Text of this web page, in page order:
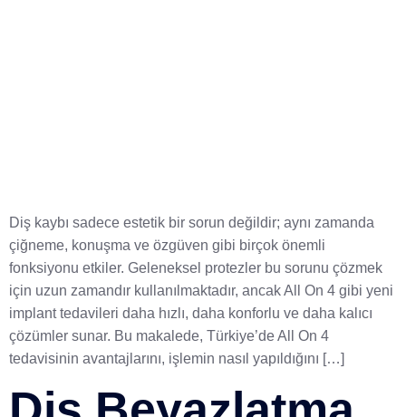
Diş kaybı sadece estetik bir sorun değildir; aynı zamanda
çiğneme, konuşma ve özgüven gibi birçok önemli
fonksiyonu etkiler. Geleneksel protezler bu sorunu çözmek
için uzun zamandır kullanılmaktadır, ancak All On 4 gibi yeni
implant tedavileri daha hızlı, daha konforlu ve daha kalıcı
çözümler sunar. Bu makalede, Türkiye’de All On 4
tedavisinin avantajlarını, işlemin nasıl yapıldığını […]